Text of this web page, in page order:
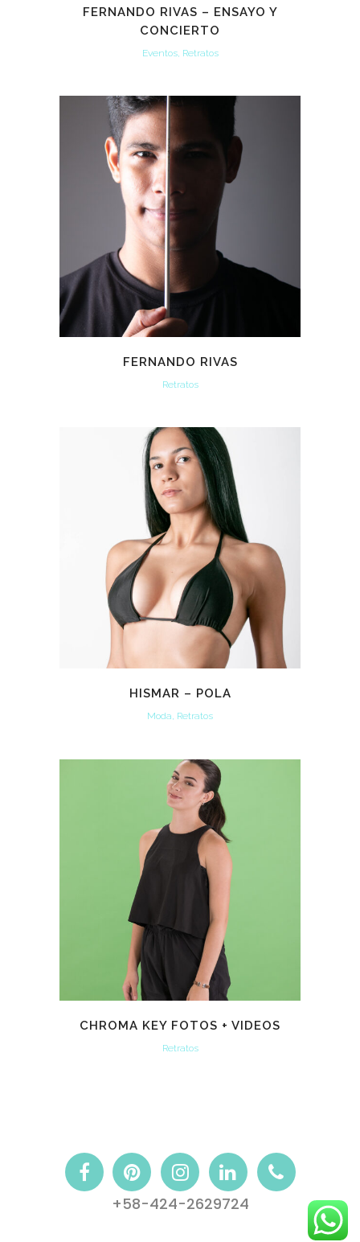
FERNANDO RIVAS – ENSAYO Y
CONCIERTO
Eventos, Retratos
FERNANDO RIVAS
Retratos
HISMAR – POLA
Moda, Retratos
CHROMA KEY FOTOS + VIDEOS
Retratos
+58-424-2629724